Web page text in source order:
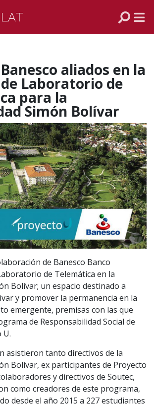
aliados en la
Laboratorio de
para la
Simón Bolívar
de Banesco Banco
de Telemática en la
Bolívar; un espacio destinado a
y promover la permanencia en la
emergente, premisas con las que
de Responsabilidad Social de
U.
asistieron tanto directivos de la
Bolívar, ex participantes de Proyecto
y directivos de Soutec,
como creadores de este programa,
desde el año 2015 a 227 estudiantes
ECUADOR
PERÚ
CHILE
ARGENTINA
MÉXICO